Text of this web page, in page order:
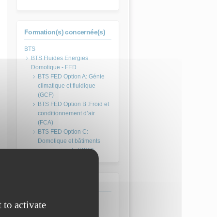
Formation(s) concernée(s)
BTS Fluides Energies
Domotique - FED
BTS FED Option A: Génie
climatique et fluidique
(GCF)
BTS FED Option B :Froid et
conditionnement d’air
(FCA)
BTS FED Option C:
Domotique et bâtiments
communicants (DBC)
Etude des systèmes
to activate